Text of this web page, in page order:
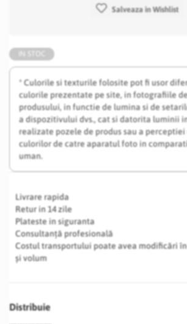
* Culorile si texturile folosite pot fi usor
culorile prezentate pe site, in fotografiile
produsului, in functie de lumina si de
a dispozitivului dvs., cat si datorita luminii
realizate pozele de produs sau a
culorilor de catre aparatul foto in
uman.
Livrare rapida
Retur in 14 zile
Plateste in siguranta
Consultanță profesională
Costul transportului poate avea modificări
și volum
Distribuie
Salveaza in Wishlist